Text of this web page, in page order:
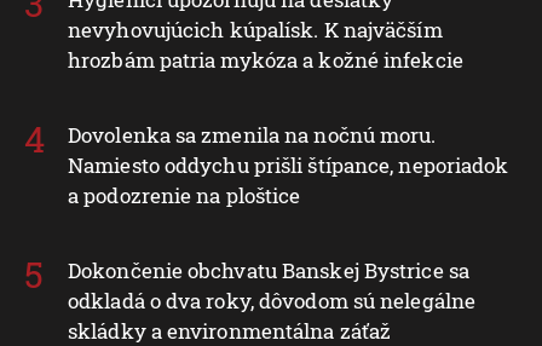
nevyhovujúcich kúpalísk. K najväčším
hrozbám patria mykóza a kožné infekcie
Dovolenka sa zmenila na nočnú moru.
Namiesto oddychu prišli štípance, neporiadok
a podozrenie na ploštice
Dokončenie obchvatu Banskej Bystrice sa
odkladá o dva roky, dôvodom sú nelegálne
skládky a environmentálna záťaž